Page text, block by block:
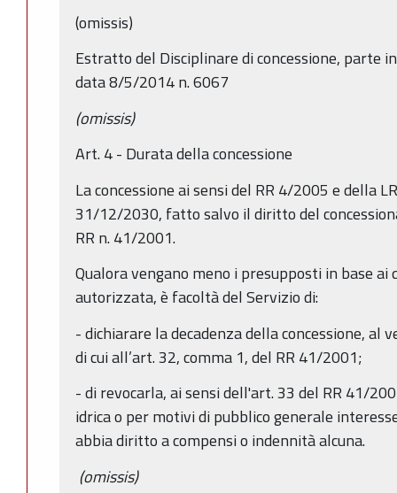
(omissis)
Estratto del Disciplinare di concessione, parte
data 8/5/2014 n. 6067
(omissis)
Art. 4 - Durata della concessione
La concessione ai sensi del RR 4/2005 e della
31/12/2030, fatto salvo il diritto del
RR n. 41/2001.
Qualora vengano meno i presupposti in base
autorizzata, è facoltà del Servizio di:
- dichiarare la decadenza della concessione, al
di cui all’art. 32, comma 1, del RR 41/2001;
- di revocarla, ai sensi dell'art. 33 del RR 41/
idrica o per motivi di pubblico generale
abbia diritto a compensi o indennità alcuna.
(omissis)